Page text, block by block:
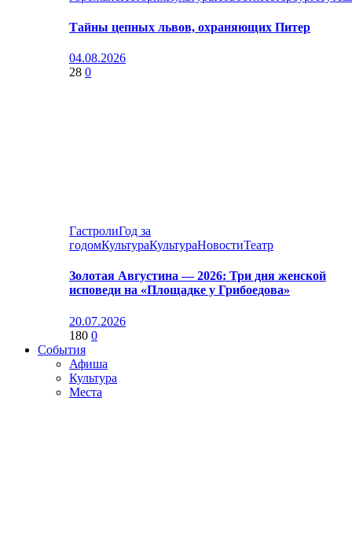
Тайны цепных львов, охраняющих Питер
04.08.2026
28 0
ГастролиГод за
годомКультураКультураНовостиТеатр
Золотая Августина — 2026: Три дня женской
исповеди на «Площадке у Грибоедова»
20.07.2026
180 0
События
Афиша
Культура
Места